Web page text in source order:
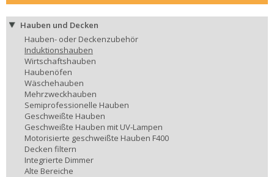
Hauben und Decken
Hauben- oder Deckenzubehör
Induktionshauben
Wirtschaftshauben
Haubenöfen
Wäschehauben
Mehrzweckhauben
Semiprofessionelle Hauben
Geschweißte Hauben
Geschweißte Hauben mit UV-Lampen
Motorisierte geschweißte Hauben F400
Decken filtern
Integrierte Dimmer
Alte Bereiche